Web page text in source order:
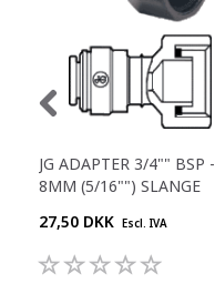
JG ADAPTER 3/4"" BSP -
8MM (5/16"") SLANGE
27,50 DKK Escl. IVA